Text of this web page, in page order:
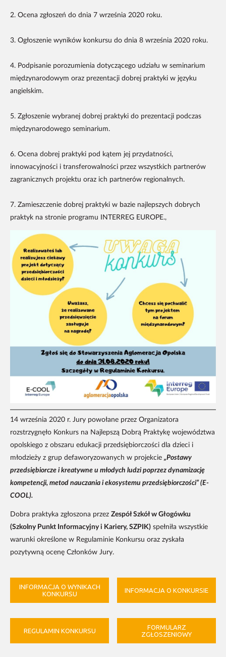
2. Ocena zgłoszeń do dnia 7 września 2020 roku.
3. Ogłoszenie wyników konkursu do dnia 8 września 2020 roku.
4. Podpisanie porozumienia dotyczącego udziału w seminarium
międzynarodowym oraz prezentacji dobrej praktyki w języku
angielskim.
5. Zgłoszenie wybranej dobrej praktyki do prezentacji podczas
międzynarodowego seminarium.
6. Ocena dobrej praktyki pod kątem jej przydatności,
innowacyjności i transferowalności przez wszystkich partnerów
zagranicznych projektu oraz ich partnerów regionalnych.
7. Zamieszczenie dobrej praktyki w bazie najlepszych dobrych
praktyk na stronie programu INTERREG EUROPE.,
14 września 2020 r. Jury powołane przez Organizatora
rozstrzygnęło Konkurs na Najlepszą Dobrą Praktykę województwa
opolskiego z obszaru edukacji przedsiębiorczości dla dzieci i
młodzieży z grup defaworyzowanych w projekcie „Postawy
przedsiębiorcze i kreatywne u młodych ludzi poprzez dynamizację
kompetencji, metod nauczania i ekosystemu przedsiębiorczości” (E-
COOL).
Dobra praktyka zgłoszona przez Zespół Szkół w Głogówku
(Szkolny Punkt Informacyjny i Kariery, SZPIK) spełniła wszystkie
warunki określone w Regulaminie Konkursu oraz zyskała
pozytywną ocenę Członków Jury.
INFORMACJA O WYNIKACH
KONKURSU
INFORMACJA O KONKURSIE
REGULAMIN KONKURSU
FORMULARZ
ZGŁOSZENIOWY